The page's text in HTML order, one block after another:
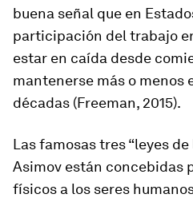
buena señal que en
participación del trabajo
estar en caída desde
mantenerse más o menos
décadas (Freeman, 2015).
Las famosas tres “leyes
Asimov están concebidas
físicos a los seres